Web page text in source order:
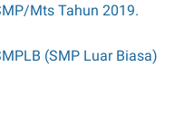
Mts Tahun 2019.
(SMP Luar Biasa)